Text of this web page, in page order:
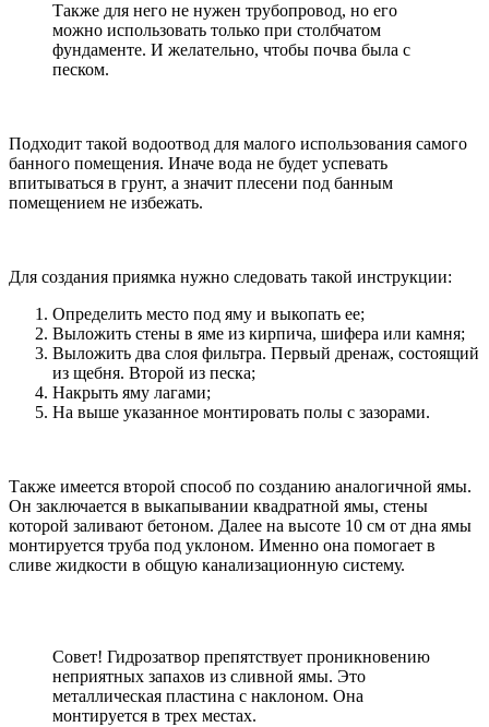
Также для него не нужен трубопровод, но его
можно использовать только при столбчатом
фундаменте. И желательно, чтобы почва была с
песком.
Подходит такой водоотвод для малого использования самого
банного помещения. Иначе вода не будет успевать
впитываться в грунт, а значит плесени под банным
помещением не избежать.
Для создания приямка нужно следовать такой инструкции:
Определить место под яму и выкопать ее;
Выложить стены в яме из кирпича, шифера или камня;
Выложить два слоя фильтра. Первый дренаж, состоящий
из щебня. Второй из песка;
Накрыть яму лагами;
На выше указанное монтировать полы с зазорами.
Также имеется второй способ по созданию аналогичной ямы.
Он заключается в выкапывании квадратной ямы, стены
которой заливают бетоном. Далее на высоте 10 см от дна ямы
монтируется труба под уклоном. Именно она помогает в
сливе жидкости в общую канализационную систему.
Совет! Гидрозатвор препятствует проникновению
неприятных запахов из сливной ямы. Это
металлическая пластина с наклоном. Она
монтируется в трех местах.